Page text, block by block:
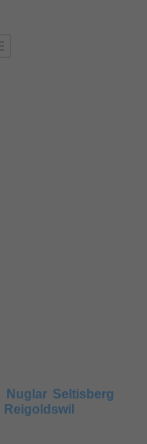
Nuglar, Seltisberg
Reigoldswil